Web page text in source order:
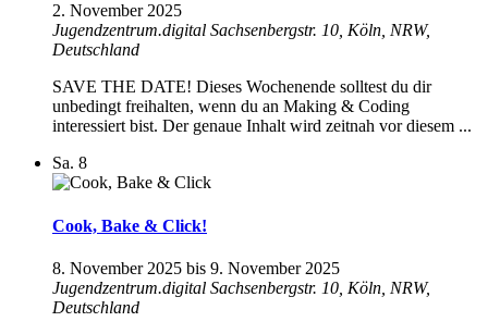
2. November 2025
Jugendzentrum.digital Sachsenbergstr. 10, Köln, NRW,
Deutschland
SAVE THE DATE! Dieses Wochenende solltest du dir
unbedingt freihalten, wenn du an Making & Coding
interessiert bist. Der genaue Inhalt wird zeitnah vor diesem ...
Sa. 8
Cook, Bake & Click!
8. November 2025 bis 9. November 2025
Jugendzentrum.digital Sachsenbergstr. 10, Köln, NRW,
Deutschland